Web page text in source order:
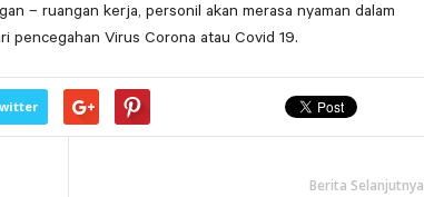
– ruangan kerja, personil akan merasa nyaman dalam
pencegahan Virus Corona atau Covid 19.
Berita Selanjutnya